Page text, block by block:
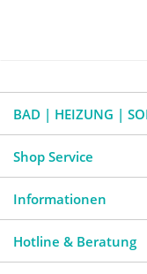
BAD | HEIZUNG |
Shop Service
Informationen
Hotline & Beratung